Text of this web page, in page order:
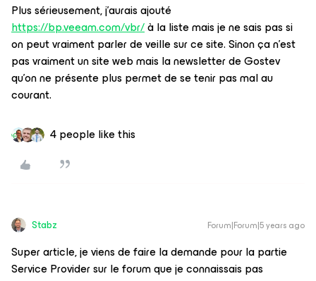
Plus sérieusement, j’aurais ajouté
https://bp.veeam.com/vbr/à la liste mais je ne sais pas si
on peut vraiment parler de veille sur ce site. Sinon ça n’est
pas vraiment un site web mais la newsletter de Gostev
qu’on ne présente plus permet de se tenir pas mal au
courant.
4 people like this
Stabz Forum|Forum|5 years ago
Super article, je viens de faire la demande pour la partie
Service Provider sur le forum que je connaissais pas